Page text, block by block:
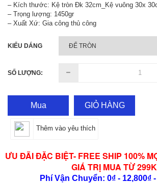
– Kích thước: Kệ tròn Đk 32cm_Kệ vuông 30x
– Trọng lượng: 1450gr
– Xuất Xứ: Gia công thủ công
KIỂU DÁNG
SỐ LƯỢNG:
Mua GIỎ HÀNG
Thêm vào yêu thích
ƯU ĐÃI ĐẶC BIỆT- FREE SHIP 100%
GIÁ TRỊ MUA TỪ 299K
Phí Vận Chuyển: 0₫ - 12,800₫